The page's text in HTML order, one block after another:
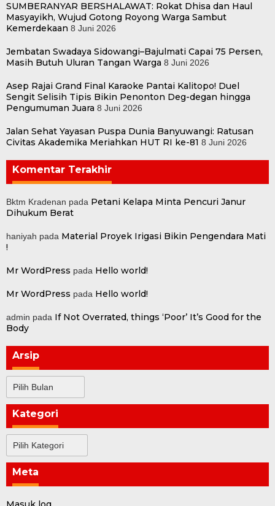
SUMBERANYAR BERSHALAWAT: Rokat Dhisa dan Haul
Masyayikh, Wujud Gotong Royong Warga Sambut
Kemerdekaan 8 Juni 2026
Jembatan Swadaya Sidowangi–Bajulmati Capai 75 Persen,
Masih Butuh Uluran Tangan Warga 8 Juni 2026
Asep Rajai Grand Final Karaoke Pantai Kalitopo! Duel
Sengit Selisih Tipis Bikin Penonton Deg-degan hingga
Pengumuman Juara 8 Juni 2026
Jalan Sehat Yayasan Puspa Dunia Banyuwangi: Ratusan
Civitas Akademika Meriahkan HUT RI ke-81 8 Juni 2026
Komentar Terakhir
Bktm Kradenan pada Petani Kelapa Minta Pencuri Janur
Dihukum Berat
haniyah pada Material Proyek Irigasi Bikin Pengendara Mati
!
Mr WordPress pada Hello world!
Mr WordPress pada Hello world!
admin pada If Not Overrated, things ‘Poor’ It’s Good for the
Body
Arsip
Kategori
Meta